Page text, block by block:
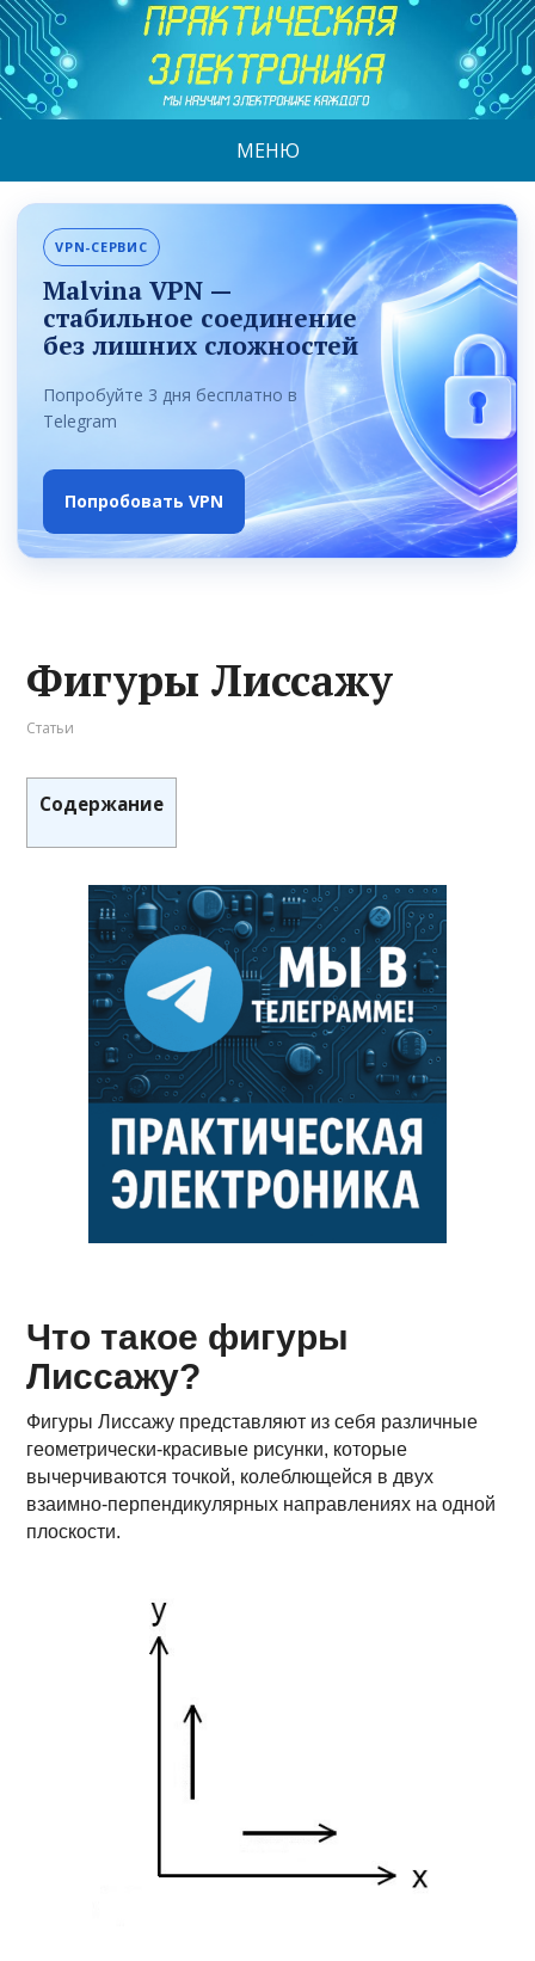
МЕНЮ
VPN-СЕРВИС
Malvina VPN —
стабильное соединение
без лишних сложностей
Попробуйте 3 дня бесплатно в
Telegram
Попробовать VPN
Фигуры Лиссажу
Статьи
Содержание
Что такое фигуры
Лиссажу?
Фигуры Лиссажу представляют из себя различные
геометрически-красивые рисунки, которые
вычерчиваются точкой, колеблющейся в двух
взаимно-перпендикулярных направлениях на одной
плоскости.